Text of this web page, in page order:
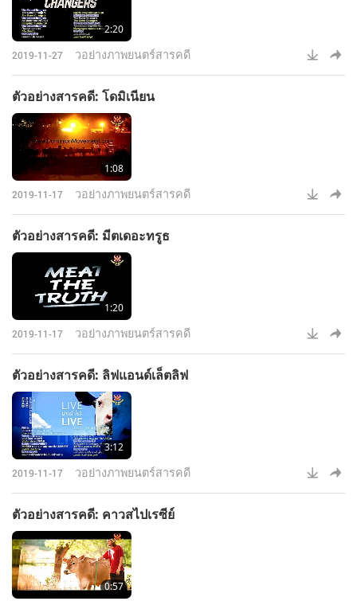
2:20
2019-11-27 วอย่างภาพยนตร์สารคดี
ตัวอย่างสารคดี: โดมิเนียน
1:08
2019-11-17 วอย่างภาพยนตร์สารคดี
ตัวอย่างสารคดี: มีตเดอะทรูธ
1:20
2019-11-17 วอย่างภาพยนตร์สารคดี
ตัวอย่างสารคดี: ลิฟแอนด์เล็ตลิฟ
3:12
2019-11-17 วอย่างภาพยนตร์สารคดี
ตัวอย่างสารคดี: คาวสไปเรซีย์
0:57